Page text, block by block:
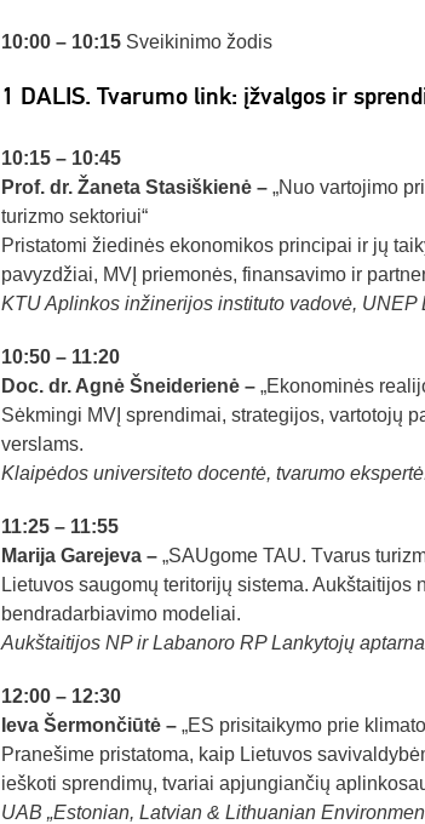
10:00 – 10:15Sveikinimo žodis
1 DALIS. Tvarumo link: įžvalgos ir
10:15 – 10:45
Prof. dr. Žaneta Stasiškienė –„Nuo vartojimo
turizmo sektoriui“
Pristatomi žiedinės ekonomikos principai ir jų
pavyzdžiai, MVĮ priemonės, finansavimo ir
KTU Aplinkos inžinerijos instituto vadovė, UNEP
10:50 – 11:20
Doc. dr. Agnė Šneiderienė –„Ekonominės
Sėkmingi MVĮ sprendimai, strategijos, vartotojų
verslams.
Klaipėdos universiteto docentė, tvarumo
11:25 – 11:55
Marija Garejeva –„SAUgome TAU. Tvarus
Lietuvos saugomų teritorijų sistema.
bendradarbiavimo modeliai.
Aukštaitijos NP ir Labanoro RP Lankytojų
12:00 – 12:30
Ieva Šermončiūtė –„ES prisitaikymo prie
Pranešime pristatoma, kaip Lietuvos
ieškoti sprendimų, tvariai apjungiančių
UAB „Estonian, Latvian & Lithuanian